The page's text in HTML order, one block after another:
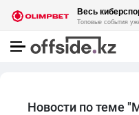
Новости по теме